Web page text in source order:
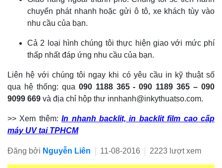
chuyển phát nhanh hoặc gửi ô tô, xe khách tùy vào
nhu cầu của bạn.
Cả 2 loại hình chúng tôi thực hiện giao với mức phí
thấp nhất đáp ứng nhu cầu của bạn.
Liên hệ với chúng tôi ngay khi có yêu cầu in kỹ thuật số
qua hệ thống: qua 090 1188 365 - 090 1189 365 – 090
9099 669 và địa chỉ hộp thư innhanh@inkythuatso.com.
>> Xem thêm:In nhanh backlit, in backlit film cao cấp
máy UV tại TPHCM
Đăng bởi Nguyễn Liên 11-08-2016 2223 lượt xem